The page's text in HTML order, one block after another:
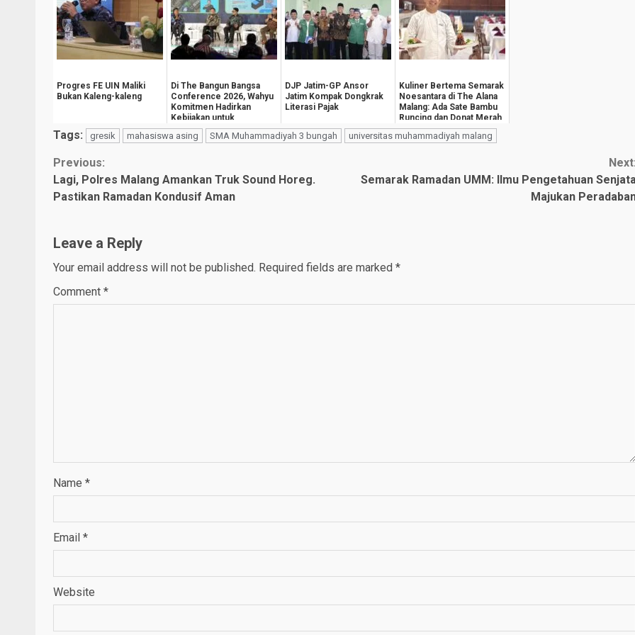
Progres FE UIN Maliki
Bukan Kaleng-kaleng
Di The Bangun Bangsa
Conference 2026, Wahyu
Komitmen Hadirkan
Kebijakan untuk
Kesejahteraan
Masyarak...
DJP Jatim-GP Ansor
Jatim Kompak Dongkrak
Literasi Pajak
Kuliner Bertema Semarak
Noesantara di The Alana
Malang: Ada Sate Bambu
Runcing dan Donat Merah
Putih
Tags: gresik mahasiswa asing SMA Muhammadiyah 3 bungah universitas muhammadiyah malang
Continue
Reading
Previous:
Lagi, Polres Malang Amankan Truk Sound Horeg.
Pastikan Ramadan Kondusif Aman
Next:
Semarak Ramadan UMM: Ilmu Pengetahuan
Majukan
Leave a Reply
Your email address will not be published. Required fields are marked *
Comment *
Name *
Email *
Website